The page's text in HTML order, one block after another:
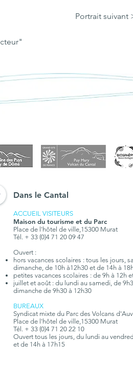
Portrait suivant
Dans le Cantal
ACCUEIL VISITEURS
Maison du tourisme et du Parc
Place de l'hôtel de ville,15300 Murat
Tél. + 33 (0)4 71 20 09 47
Ouvert :
hors vacances scolaires : tous les jours,
dimanche, de 10h à12h30 et de 14h à
petites vacances scolaires : de 9h à 12h
juillet et août : du lundi au samedi, de
dimanche de 9h30 à 12h30
BUREAUX
Syndicat mixte du Parc des Volcans
Place de l'hôtel de ville,15300 Murat
Tél. + 33 (0)4 71 20 22 10
Ouvert tous les jours, du lundi au
et de 14h à 17h15